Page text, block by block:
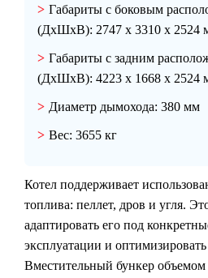
Габариты с боковым
(ДхШхВ): 2747 х 3310 х 2524
Габариты с задним
(ДхШхВ): 4223 х 1668 х 2524
Диаметр дымохода: 380 мм
Вес: 3655 кг
Котел поддерживает
топлива: пеллет, дров и угля.
адаптировать его под
эксплуатации и
Вместительный бункер объемом